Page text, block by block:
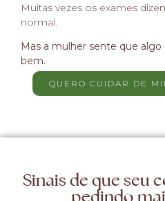
Muitas vezes os exames
normal.
Mas a mulher sente que
bem.
QUERO CUIDAR DE
Sinais de que seu